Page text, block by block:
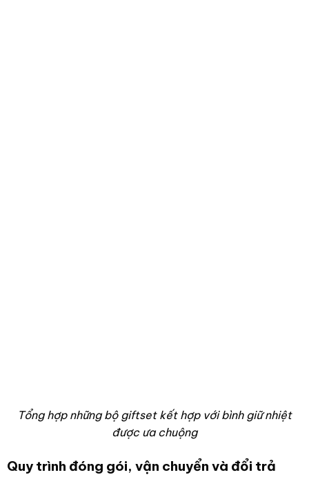
Tổng hợp những bộ giftset kết hợp với bình giữ nhiệt
được ưa chuộng
Quy trình đóng gói, vận chuyển và đổi trả